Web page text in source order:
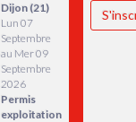
Dijon (21)
Lun 07
Septembre
au Mer 09
Septembre
2026
Permis
exploitation